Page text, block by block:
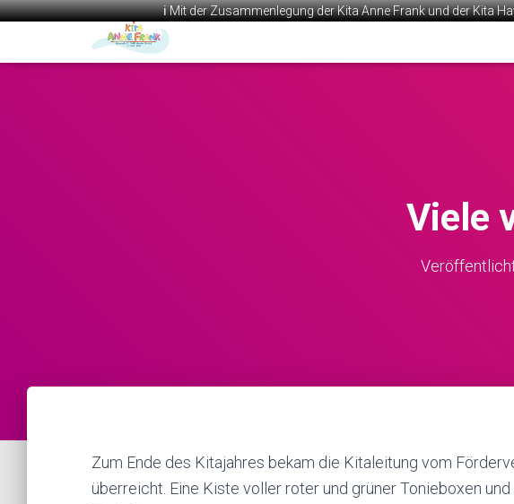
ℹ️ Mit der Zusammenlegung der Kita Anne Frank und der Kita
Viele
Zum Ende des Kitajahres bekam die Kitaleitung vom
überreicht. Eine Kiste voller roter und grüner Tonieboxen